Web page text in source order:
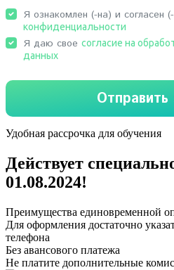
Удобная рассрочка для обучения
Действует
01.08.2024!
Преимущества единовременной
Для оформления достаточно
телефона
Без авансового платежа
Не платите дополнительные